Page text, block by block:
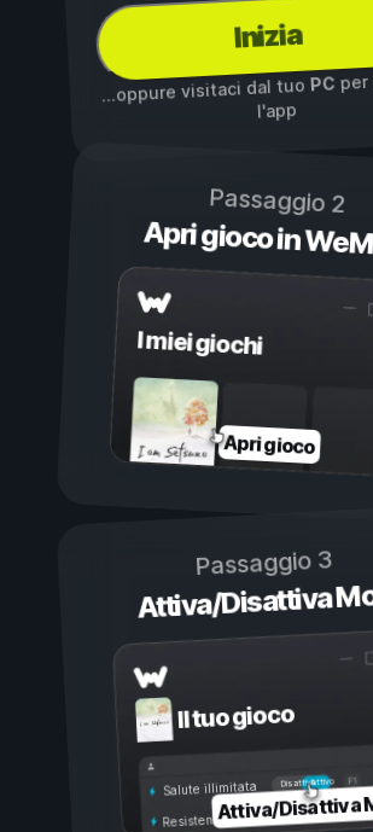
Inizia
...oppure visitaci dal tuoPC per
l'app
Passaggio 2
Apri gioco in
I miei giochi
Apri gioco
Passaggio 3
Attiva/Disattiva
Il tuo gioco
Attivo
Disattivo
Salute illimitata
Resistenza illimitata
Attiva/Disattiva